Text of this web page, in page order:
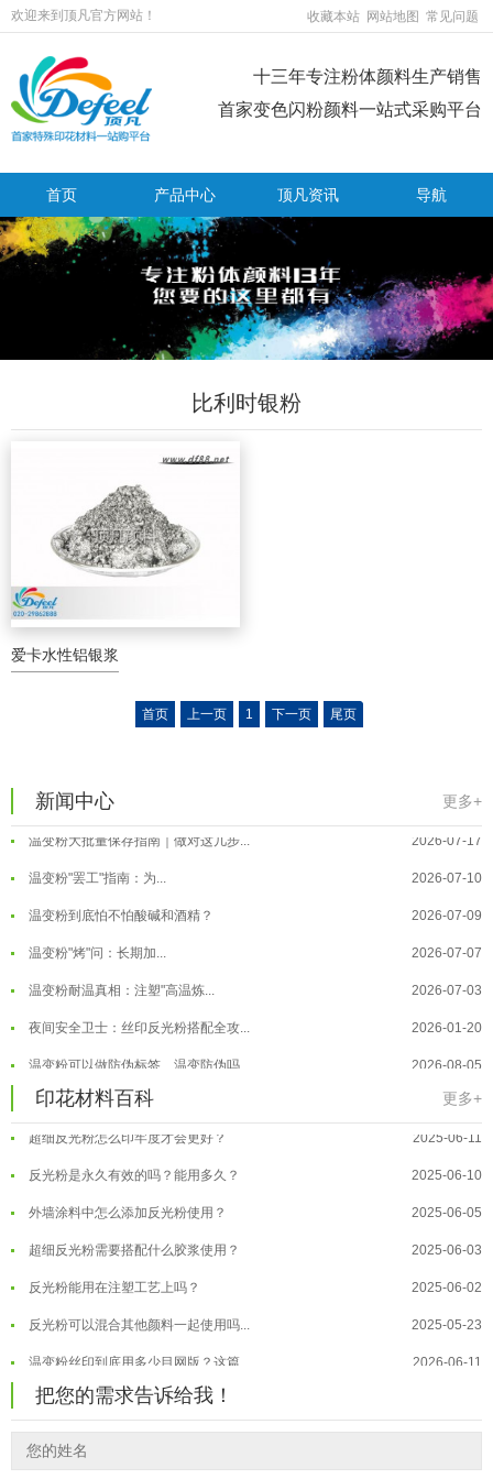
欢迎来到顶凡官方网站！ 收藏本站 网站地图 常见问题
十三年专注粉体颜料生产销售
首家变色闪粉颜料一站式采购平台
首页 产品中心 顶凡资讯 导航
比利时银粉
爱卡水性铝银浆
首页 上一页 1 下一页 尾页
新闻中心 更多+
温变粉适合做热变还是冷变？
温变粉保质期有多久？开封后如何保... 2026-07-20
温变粉大批量保存指南｜做对这几步... 2026-07-17
温变粉"罢工"指南：为... 2026-07-10
温变粉到底怕不怕酸碱和酒精？ 2026-07-09
温变粉"烤"问：长期加... 2026-07-07
温变粉耐温真相：注塑"高温炼... 2026-07-03
夜间安全卫士：丝印反光粉搭配全攻... 2026-01-20
温变粉可以做防伪标签、温变防伪吗... 2026-08-05
温变粉适合做热变还是冷变？ 2026-08-04
温变粉注塑后表面翻车？粗糙、颗粒... 2026-07-28
温变粉保质期有多久？开封后如何保... 2026-07-20
温变粉大批量保存指南｜做对这几步... 2026-07-17
温变粉"罢工"指南：为... 2026-07-10
温变粉到底怕不怕酸碱和酒精？ 2026-07-09
温变粉"烤"问：长期加... 2026-07-07
温变粉耐温真相：注塑"高温炼... 2026-07-03
夜间安全卫士：丝印反光粉搭配全攻...
印花材料百科 更多+
温变粉丝印到底用多少目网版？这篇... 2026-06-11
反光粉太久不用结块要怎么处理？ 2025-07-11
印花温变粉最适合用在什么行业上呢... 2025-06-20
油性反光粉怎么印花效果最好？ 2025-06-18
超细反光粉怎么印牢度才会更好？ 2025-06-11
反光粉是永久有效的吗？能用多久？ 2025-06-10
外墙涂料中怎么添加反光粉使用？ 2025-06-05
超细反光粉需要搭配什么胶浆使用？ 2025-06-03
反光粉能用在注塑工艺上吗？ 2025-06-02
反光粉可以混合其他颜料一起使用吗... 2025-05-23
温变粉丝印到底用多少目网版？这篇... 2026-06-11
反光粉太久不用结块要怎么处理？
印花温变粉最适合用在什么行业上呢... 2025-06-20
油性反光粉怎么印花效果最好？ 2025-06-18
把您的需求告诉给我！